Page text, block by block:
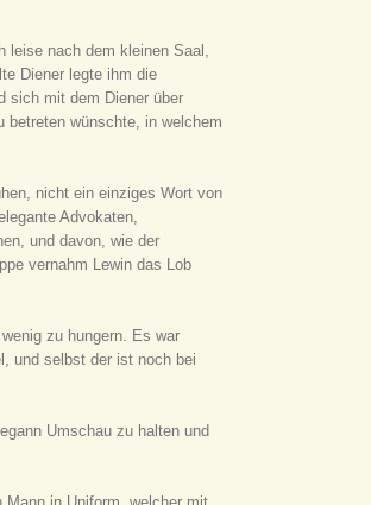
leise nach dem kleinen Saal,
Diener legte ihm die
sich mit dem Diener über
betreten wünschte, in welchem
nicht ein einziges Wort von
Advokaten,
und davon, wie der
vernahm Lewin das Lob
zu hungern. Es war
und selbst der ist noch bei
Umschau zu halten und